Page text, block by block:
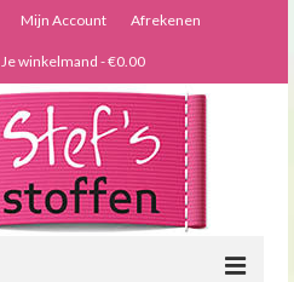
Mijn Account Afrekenen
Je winkelmand -€0.00